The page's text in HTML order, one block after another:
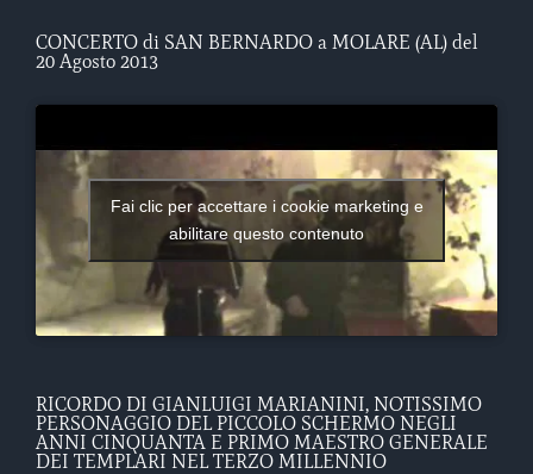
CONCERTO di SAN BERNARDO a MOLARE (AL) del
20 Agosto 2013
Fai clic per accettare i cookie marketing e
abilitare questo contenuto
RICORDO DI GIANLUIGI MARIANINI, NOTISSIMO
PERSONAGGIO DEL PICCOLO SCHERMO NEGLI
ANNI CINQUANTA E PRIMO MAESTRO GENERALE
DEI TEMPLARI NEL TERZO MILLENNIO